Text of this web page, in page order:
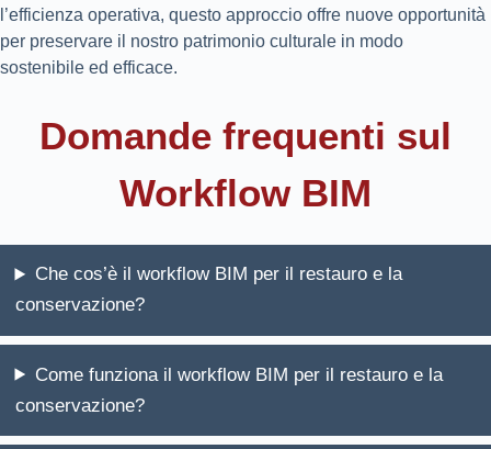
l’efficienza operativa, questo approccio offre nuove opportunità
per preservare il nostro patrimonio culturale in modo
sostenibile ed efficace.
Domande frequenti sul
Workflow BIM
Che cos’è il workflow BIM per il restauro e la
conservazione?
Come funziona il workflow BIM per il restauro e la
conservazione?